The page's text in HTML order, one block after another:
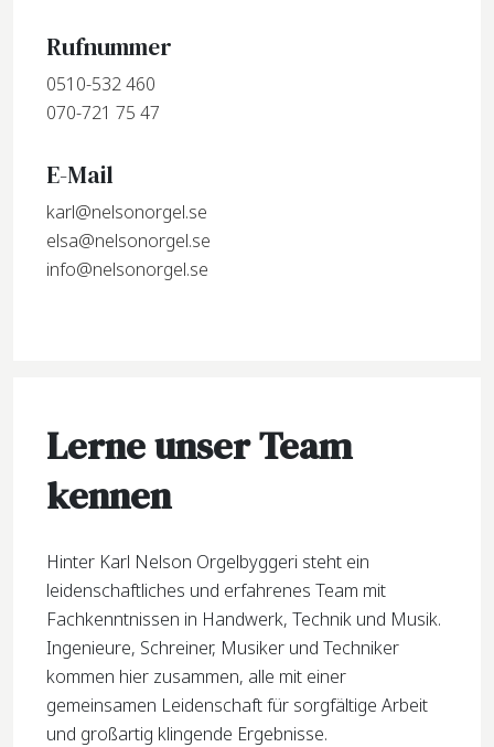
Rufnummer
0510-532 460
070-721 75 47
E-Mail
karl@nelsonorgel.se
elsa@nelsonorgel.se
info@nelsonorgel.se
Lerne unser Team
kennen
Hinter Karl Nelson Orgelbyggeri steht ein
leidenschaftliches und erfahrenes Team mit
Fachkenntnissen in Handwerk, Technik und Musik.
Ingenieure, Schreiner, Musiker und Techniker
kommen hier zusammen, alle mit einer
gemeinsamen Leidenschaft für sorgfältige Arbeit
und großartig klingende Ergebnisse.